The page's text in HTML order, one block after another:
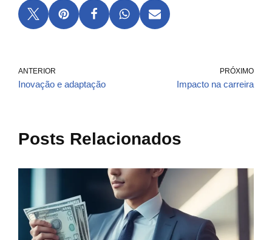
ANTERIOR
Inovação e adaptação
PRÓXIMO
Impacto na carreira
Posts Relacionados